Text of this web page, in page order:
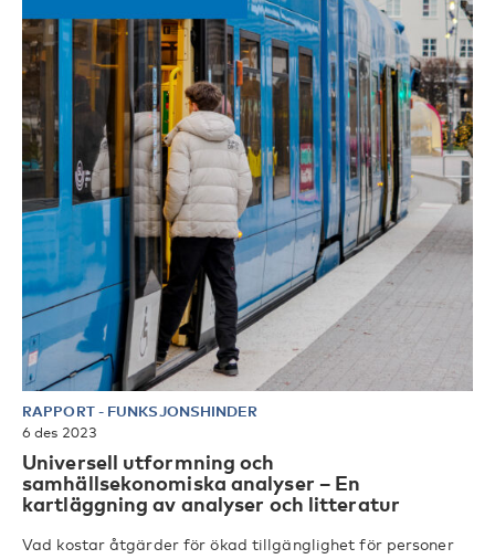
RAPPORT- FUNKSJONSHINDER
6 des 2023
Universell utformning och
samhällsekonomiska analyser – En
kartläggning av analyser och litteratur
Vad kostar åtgärder för ökad tillgänglighet för personer